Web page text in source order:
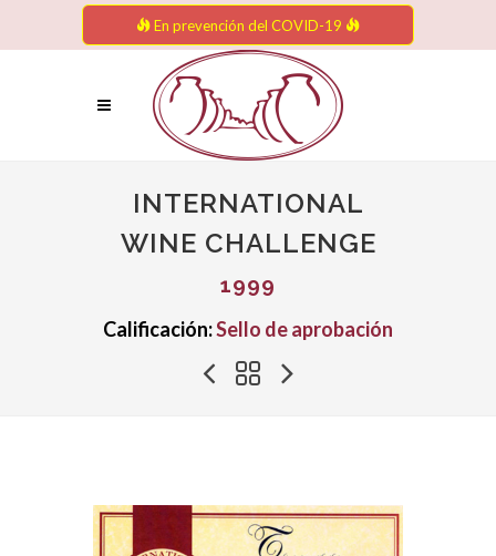
En prevención del COVID-19
INTERNATIONAL
WINE CHALLENGE
1999
Calificación:Sello de aprobación